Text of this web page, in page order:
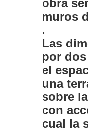
obra
muros
.
Las
por
el
una
sobre
con
cual la